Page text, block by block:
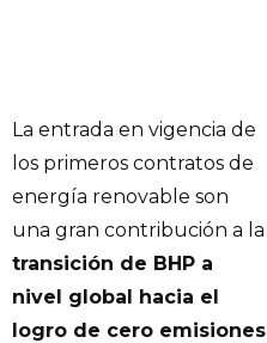
La entrada en vigencia de
los primeros contratos de
energía renovable son
una gran contribución a la
transición de BHP a
nivel global hacia el
logro de cero emisiones